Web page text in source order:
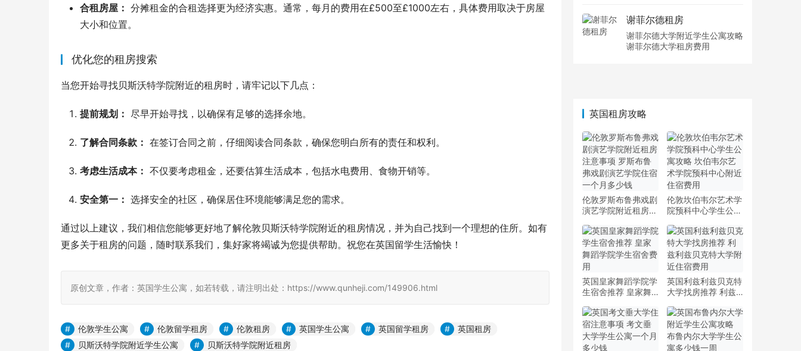
合租房屋： 分摊租金的合租选择更为经济实惠。通常，每月的费用在£500至£1000左右，具体费用取决于房屋
大小和位置。
优化您的租房搜索
当您开始寻找贝斯沃特学院附近的租房时，请牢记以下几点：
提前规划： 尽早开始寻找，以确保有足够的选择余地。
了解合同条款： 在签订合同之前，仔细阅读合同条款，确保您明白所有的责任和权利。
考虑生活成本： 不仅要考虑租金，还要估算生活成本，包括水电费用、食物开销等。
安全第一： 选择安全的社区，确保居住环境能够满足您的需求。
通过以上建议，我们相信您能够更好地了解伦敦贝斯沃特学院附近的租房情况，并为自己找到一个理想的住所。如有
更多关于租房的问题，随时联系我们，集好家将竭诚为您提供帮助。祝您在英国留学生活愉快！
原创文章，作者：英国学生公寓，如若转载，请注明出处：https://www.qunheji.com/149906.html
伦敦学生公寓 伦敦留学租房 伦敦租房 英国学生公寓 英国留学租房
英国租房
贝斯沃特学院附近学生公寓
贝斯沃特学院附近租房
谢菲尔德租房
谢菲尔德大学附近学生公寓攻略
谢菲尔德大学租房费用
英国租房攻略
伦敦罗斯布鲁弗戏剧
演艺学院附近租房注
戏剧演艺学院住宿一
个月多少钱
伦敦坎伯韦尔艺术学
院预科中心学生公寓
学院预科中心附近住
宿费用
英国皇家舞蹈学院学
生宿舍推荐 皇家舞
英国利兹利兹贝克特
大学找房推荐 利兹
住宿费用